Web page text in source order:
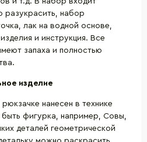
разукрасить, набор
лак на водной основе,
и инструкция. Все
запаха и полностью
изделие
нанесен в технике
фигурка, например, Совы,
деталей геометрической